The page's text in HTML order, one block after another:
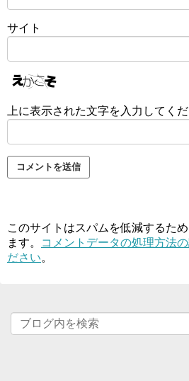
サイト
上に表示された文字を入力してくだ
このサイトはスパムを低減するた
ます。
コメントデータの処理方法
ださい。